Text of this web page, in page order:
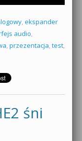
, ekspander
audio,
, przezentacja, test,
śni